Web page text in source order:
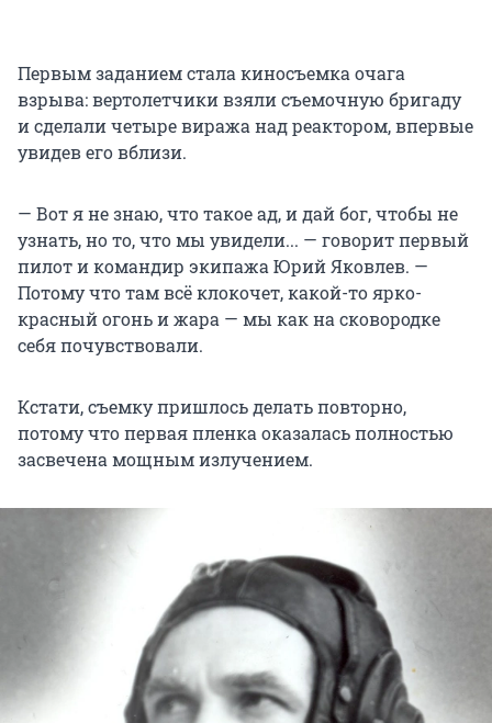
Первым заданием стала киносъемка очага
взрыва: вертолетчики взяли съемочную бригаду
и сделали четыре виража над реактором, впервые
увидев его вблизи.
— Вот я не знаю, что такое ад, и дай бог, чтобы не
узнать, но то, что мы увидели... — говорит первый
пилот и командир экипажа Юрий Яковлев. —
Потому что там всё клокочет, какой-то ярко-
красный огонь и жара — мы как на сковородке
себя почувствовали.
Кстати, съемку пришлось делать повторно,
потому что первая пленка оказалась полностью
засвечена мощным излучением.